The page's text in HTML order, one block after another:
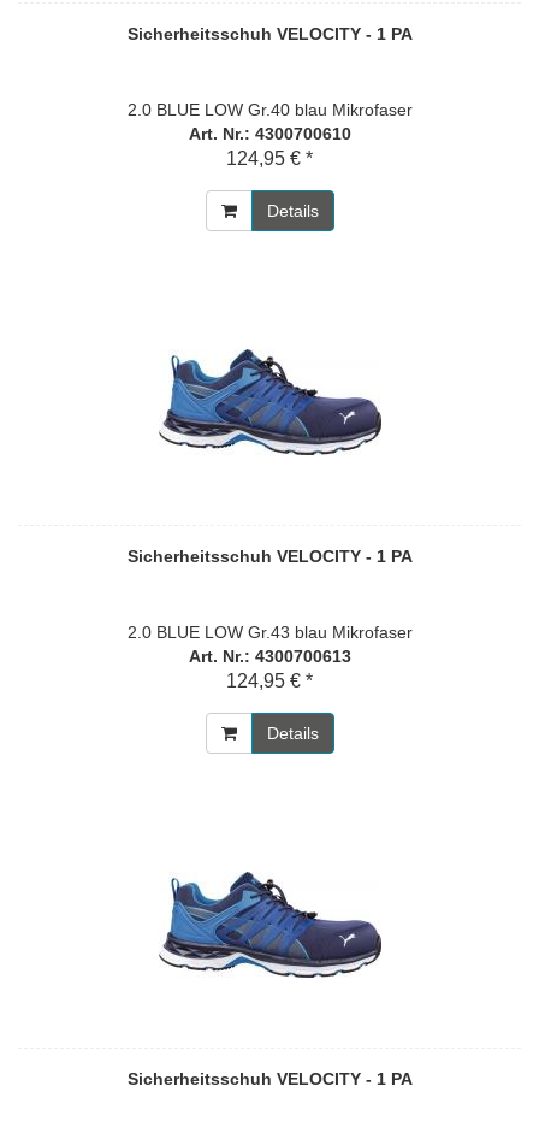
Sicherheitsschuh VELOCITY - 1 PA
2.0 BLUE LOW Gr.40 blau Mikrofaser
Art. Nr.: 4300700610
124,95 € *
Details
Sicherheitsschuh VELOCITY - 1 PA
2.0 BLUE LOW Gr.43 blau Mikrofaser
Art. Nr.: 4300700613
124,95 € *
Details
Sicherheitsschuh VELOCITY - 1 PA